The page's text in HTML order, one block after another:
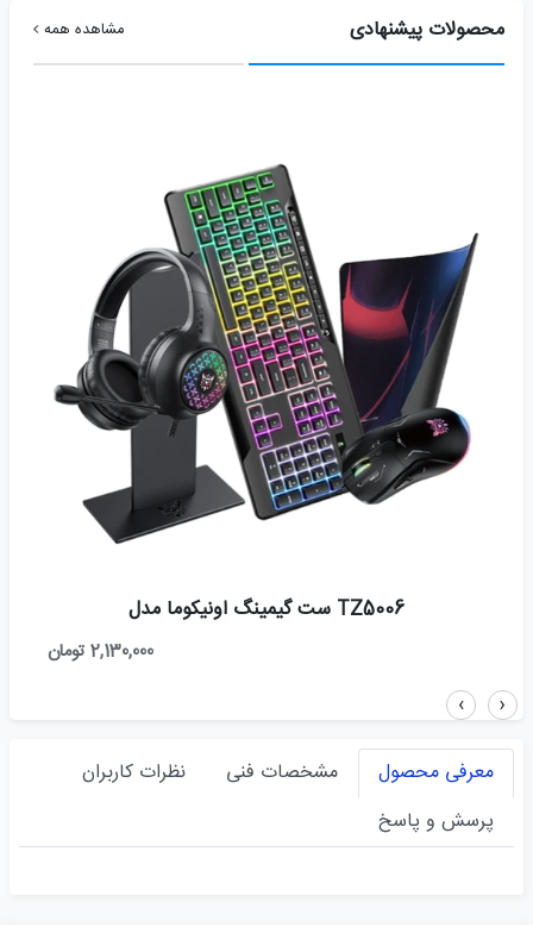
محصولات پیشنهادی مشاهده همه
TZ5006 ست گیمینگ اونیکوما مدل
2,130,000 تومان
‹
›
معرفی محصول مشخصات فنی
نظرات کاربران
پرسش و پاسخ